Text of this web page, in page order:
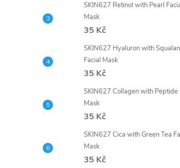
SKIN627 Retinol with Pearl
Mask
35 Kč
SKIN627 Hyaluron with
Facial Mask
35 Kč
SKIN627 Collagen with Peptide
Mask
35 Kč
SKIN627 Cica with Green Tea
Mask
35 Kč